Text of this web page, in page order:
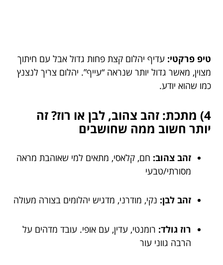
טיפ פרקטי: עדיף יהלום קצת פחות גדול אבל עם חיתוך
מצוין, מאשר גדול יותר שנראה “עייף”. יהלום צריך לנצנץ
כמו שהוא יודע.
4) מתכת: זהב צהוב, לבן או רוז? זה
יותר חשוב ממה שחושבים
זהב צהוב: חם, קלאסי, מתאים למי שאוהבת מראה
מסורתי/טבעי
זהב לבן: נקי, מודרני, מדגיש יהלומים בצורה מעולה
רוז גולד: רומנטי, עדין, עם אופי. עובד מדהים על
הרבה גווני עור